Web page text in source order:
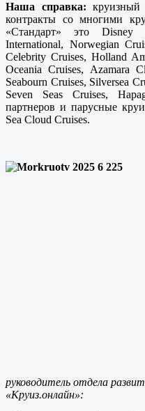
Наша справка:
контракты со многими
«Стандарт» это
International, Norwegian
Сelebrity Cruises, Holland
Oceania Cruises, Azamara
Seabourn Cruises, Silversea
Seven Seas Cruises,
партнеров и парусные
Sea Cloud Cruises.
руководитель отдела
«Круиз.онлайн»: